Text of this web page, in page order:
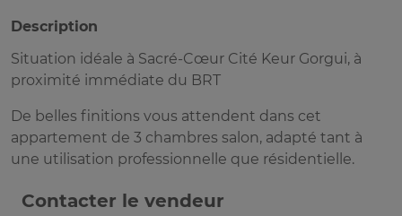
Description
Situation idéale à Sacré-Cœur Cité Keur Gorgui, à
proximité immédiate du BRT
De belles finitions vous attendent dans cet
appartement de 3 chambres salon, adapté tant à
une utilisation professionnelle que résidentielle.
Contacter le vendeur